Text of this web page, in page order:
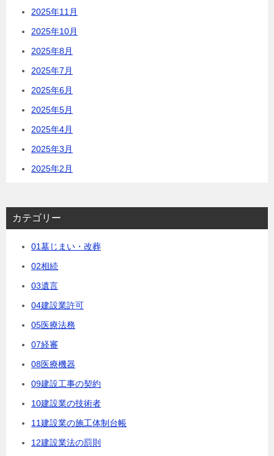
2025年11月
2025年10月
2025年8月
2025年7月
2025年6月
2025年5月
2025年4月
2025年3月
2025年2月
カテゴリー
01墓じまい・改葬
02相続
03遺言
04建設業許可
05医療法務
07経審
08医療機器
09建設工事の契約
10建設業の技術者
11建設業の施工体制台帳
12建設業法の罰則